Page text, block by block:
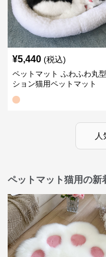
¥5,440 (税込)
ペットマット ふわふわ丸
ション猫用ペットマット
ペットマット猫用の新